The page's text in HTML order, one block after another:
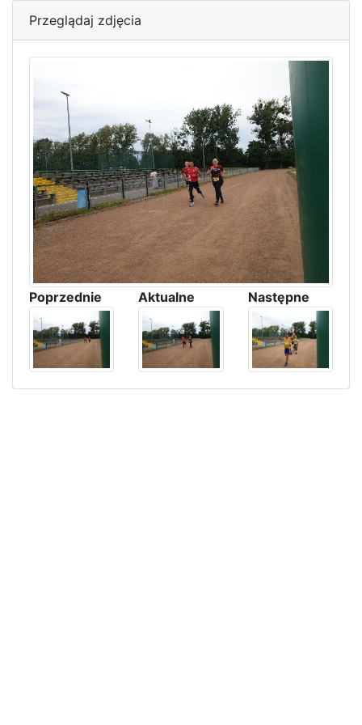
Przeglądaj zdjęcia
Poprzednie Aktualne Następne